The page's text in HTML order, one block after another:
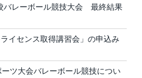
レーボール競技大会 最終結果
イセンス取得講習会」の申込み
ーツ大会バレーボール競技につい